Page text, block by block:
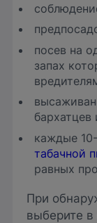
посев на
запах
бархатцев
каждые
табачной
равных
При
выберите в